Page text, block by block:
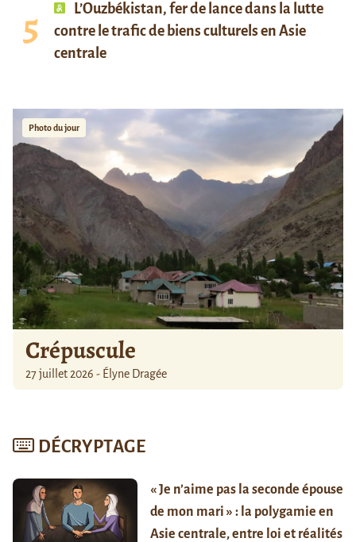
L’Ouzbékistan, fer de lance dans la lutte
contre le trafic de biens culturels en Asie
centrale
Photo du jour
Crépuscule
27 juillet 2026 - Élyne Dragée
DÉCRYPTAGE
« Je n’aime pas la seconde épouse
de mon mari » : la polygamie en
Asie centrale, entre loi et réalités